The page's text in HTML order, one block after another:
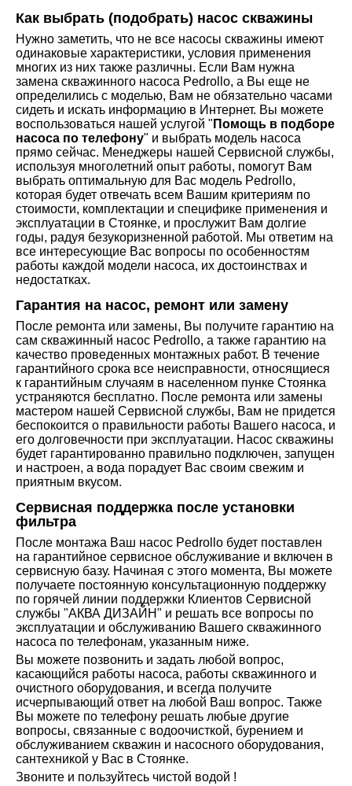
Как выбрать (подобрать) насос скважины
Нужно заметить, что не все насосы скважины имеют
одинаковые характеристики, условия применения
многих из них также различны. Если Вам нужна
замена скважинного насоса Pedrollo, а Вы еще не
определились с моделью, Вам не обязательно часами
сидеть и искать информацию в Интернет. Вы можете
воспользоваться нашей услугой " Помощь в подборе
насоса по телефону" и выбрать модель насоса
прямо сейчас. Менеджеры нашей Сервисной службы,
используя многолетний опыт работы, помогут Вам
выбрать оптимальную для Вас модель Pedrollo,
которая будет отвечать всем Вашим критериям по
стоимости, комплектации и специфике применения и
эксплуатации в Стоянке, и прослужит Вам долгие
годы, радуя безукоризненной работой. Мы ответим на
все интересующие Вас вопросы по особенностям
работы каждой модели насоса, их достоинствах и
недостатках.
Гарантия на насос, ремонт или замену
После ремонта или замены, Вы получите гарантию на
сам скважинный насос Pedrollo, а также гарантию на
качество проведенных монтажных работ. В течение
гарантийного срока все неисправности, относящиеся
к гарантийным случаям в населенном пунке Стоянка
устраняются бесплатно. После ремонта или замены
мастером нашей Сервисной службы, Вам не придется
беспокоится о правильности работы Вашего насоса, и
его долговечности при эксплуатации. Насос скважины
будет гарантированно правильно подключен, запущен
и настроен, а вода порадует Вас своим свежим и
приятным вкусом.
Сервисная поддержка после установки
фильтра
После монтажа Ваш насос Pedrollo будет поставлен
на гарантийное сервисное обслуживание и включен в
сервисную базу. Начиная с этого момента, Вы можете
получаете постоянную консультационную поддержку
по горячей линии поддержки Клиентов Сервисной
службы "АКВА ДИЗАЙН" и решать все вопросы по
эксплуатации и обслуживанию Вашего скважинного
насоса по телефонам, указанным ниже.
Вы можете позвонить и задать любой вопрос,
касающийся работы насоса, работы скважинного и
очистного оборудования, и всегда получите
исчерпывающий ответ на любой Ваш вопрос. Также
Вы можете по телефону решать любые другие
вопросы, связанные с водоочисткой, бурением и
обслуживанием скважин и насосного оборудования,
сантехникой у Вас в Стоянке.
Звоните и пользуйтесь чистой водой !